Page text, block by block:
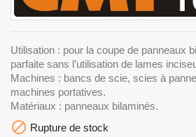
Utilisation : pour la coupe de panneaux
parfaite sans l’utilisation de lames
Machines : bancs de scie, scies à
machines portatives.
Matériaux : panneaux bilaminés.
 Rupture de stock